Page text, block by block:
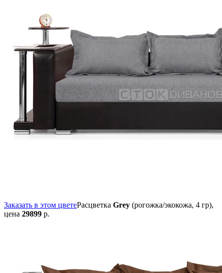
Заказать в этом цветеРасцветка Grey (рогожка/экокожа, 4 гр),
цена 29899 р.